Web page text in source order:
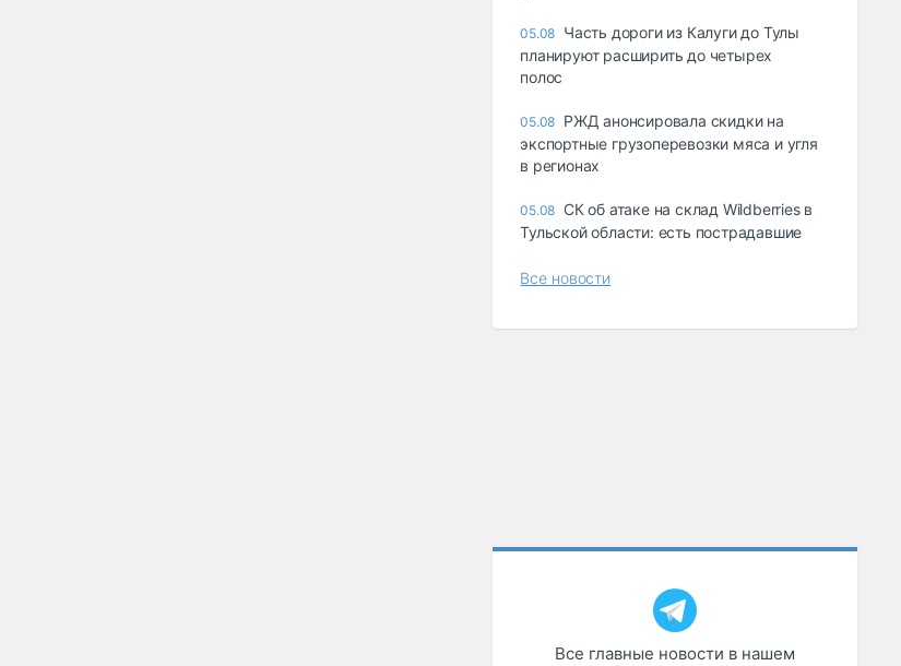
05.08 Часть дороги из Калуги до Тулы
планируют расширить до четырех
полос
05.08 РЖД анонсировала скидки на
экспортные грузоперевозки мяса и угля
в регионах
05.08 СК об атаке на склад Wildberries в
Тульской области: есть пострадавшие
Все новости
Все главные новости в нашем